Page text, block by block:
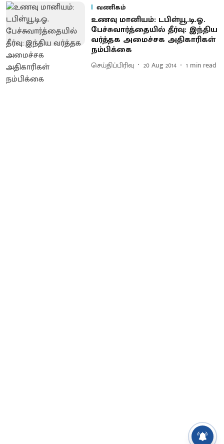
வணிகம்
உணவு மானியம்: டபிள்யூ.டி.ஓ.
பேச்சுவார்த்தையில் தீர்வு: இந்திய
வர்த்தக அமைச்சக அதிகாரிகள்
நம்பிக்கை
செய்திப்பிரிவு 20 Aug 2014 1 min read